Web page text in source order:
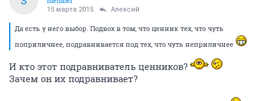
15 марта 2015 Алексий
Да есть у него выбор. Подвох в том, что ценник тех, что чуть
поприличнее, подравнивается под тех, что чуть неприличнее
И кто этот подравниватель ценников?
Зачем он их подравнивает?